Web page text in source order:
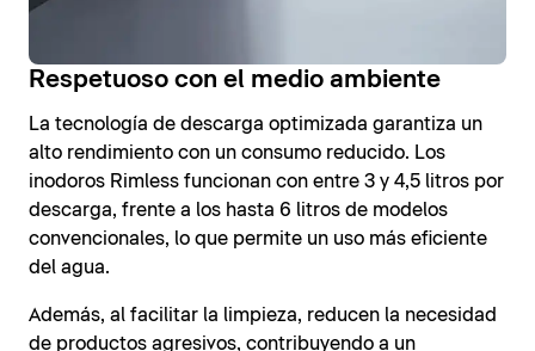
Respetuoso con el medio ambiente
La tecnología de descarga optimizada garantiza un
alto rendimiento con un consumo reducido. Los
inodoros Rimless funcionan con entre 3 y 4,5 litros por
descarga, frente a los hasta 6 litros de modelos
convencionales, lo que permite un uso más eficiente
del agua.
Además, al facilitar la limpieza, reducen la necesidad
de productos agresivos, contribuyendo a un